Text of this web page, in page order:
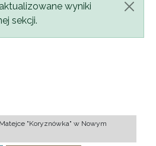
wyniki
sekcji.
"Koryznówka" w Nowym